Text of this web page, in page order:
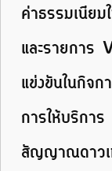
ค่าธรรมเนีย
และรายการ
แข่งขันในกิจ
การให้บริกา
สัญญาณดาว